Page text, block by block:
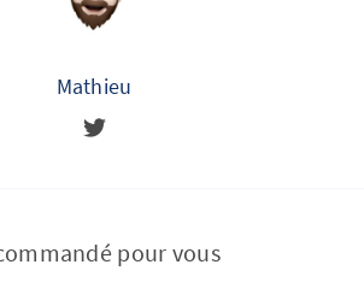
Mathieu
pour vous